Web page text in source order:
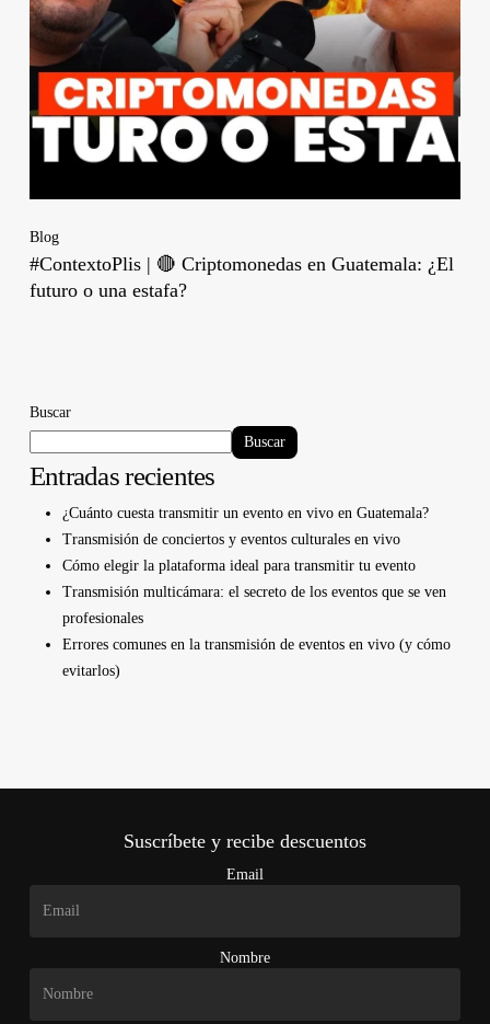
Blog
#ContextoPlis | 🔴 Criptomonedas en Guatemala: ¿El
futuro o una estafa?
Buscar
Buscar
Entradas recientes
¿Cuánto cuesta transmitir un evento en vivo en Guatemala?
Transmisión de conciertos y eventos culturales en vivo
Cómo elegir la plataforma ideal para transmitir tu evento
Transmisión multicámara: el secreto de los eventos que se ven
profesionales
Errores comunes en la transmisión de eventos en vivo (y cómo
evitarlos)
Suscríbete y recibe descuentos
Email
Nombre